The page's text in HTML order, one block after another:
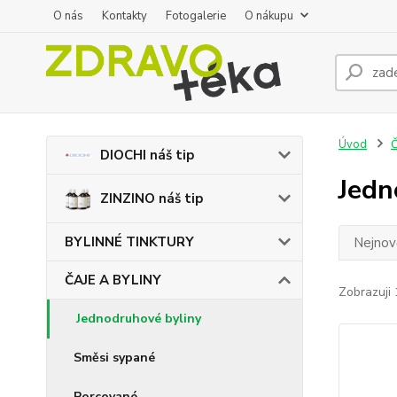
O nás Kontakty Fotogalerie O nákupu
DIOCHI náš tip
ZINZINO náš tip
BYLINNÉ TINKTURY
ČAJE A BYLINY
Jednodruhové byliny
Směsi sypané
Úvod
Zobrazuji